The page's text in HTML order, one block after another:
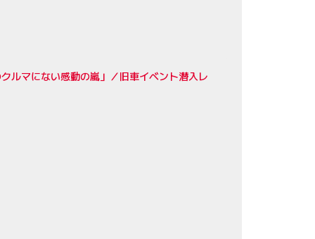
ルマにない感動の嵐」／旧車イベント潜入レ